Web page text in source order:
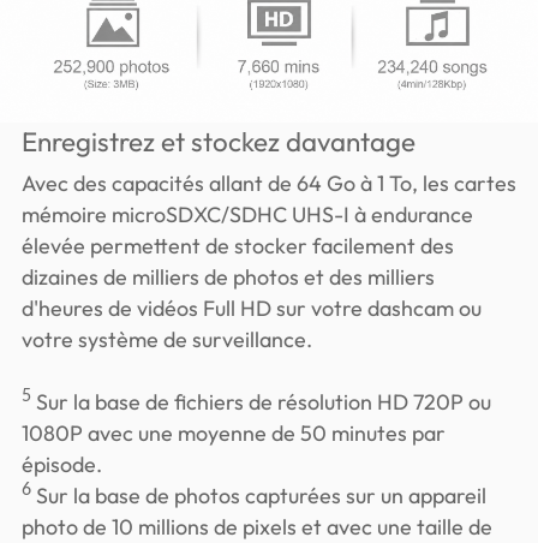
Enregistrez et stockez davantage
Avec des capacités allant de 64 Go à 1 To, les cartes
mémoire microSDXC/SDHC UHS-I à endurance
élevée permettent de stocker facilement des
dizaines de milliers de photos et des milliers
d'heures de vidéos Full HD sur votre dashcam ou
votre système de surveillance.
5 Sur la base de fichiers de résolution HD 720P ou
1080P avec une moyenne de 50 minutes par
épisode.
6Sur la base de photos capturées sur un appareil
photo de 10 millions de pixels et avec une taille de